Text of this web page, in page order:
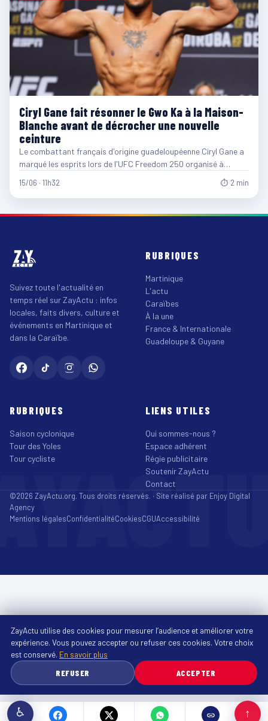
Ciryl Gane fait résonner le Gwo Ka à la Maison-
Blanche avant de décrocher une nouvelle
ceinture
Le combattant français d'origine guadeloupéenne Ciryl Gane a
marqué les esprits lors de l'UFC Freedom 250 organisé à…
15/06 · 11h32 ⏱ 2 min
Suivez toute l'actualité en
temps réel sur ZayActu : infos
locales, faits divers, culture et
événements en Martinique et
dans la Caraïbe.
RUBRIQUES
Martinique
L'actu
Caraïbes
À la une
France & Internationale
Guadeloupe & Guyane
RUBRIQUES
Saison cyclonique
Tour des Yoles
Tour cycliste
LIENS UTILES
Qui sommes-nous ?
Espace adhérent
Régie publicitaire
Soutenir ZayActu
Contact
©2026 ZayActu.org. Tous droits réservés. · Site réalisé par Enjoy Digital
Agency
Mentions légalesConfidentialitéCookiesCGUAccessibilité
♿ ↑
ZayActu utilise des cookies pour mesurer l’audience et améliorer votre
expérience. Vous pouvez accepter ou refuser ces cookies. Votre choix
est conservé. En savoir plus
REFUSER
ACCEPTER